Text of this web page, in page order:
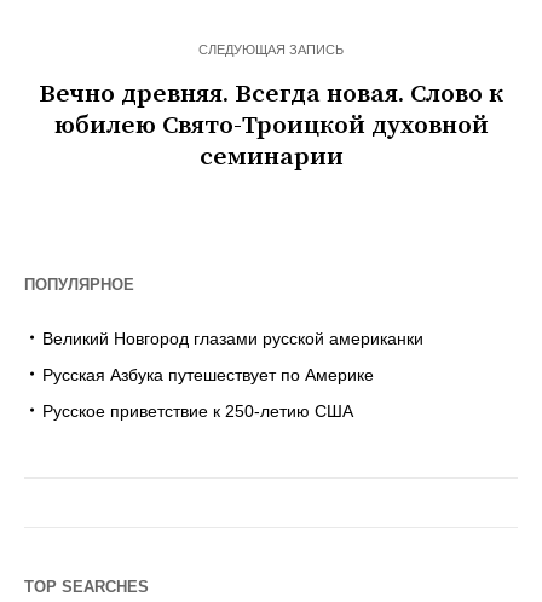
СЛЕДУЮЩАЯ ЗАПИСЬ
Вечно древняя. Всегда новая. Слово к
юбилею Свято-Троицкой духовной
семинарии
ПОПУЛЯРНОЕ
Великий Новгород глазами русской американки
Русская Азбука путешествует по Америке
Русское приветствие к 250-летию США
TOP SEARCHES